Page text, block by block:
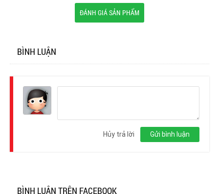
ĐÁNH GIÁ SẢN PHẨM
BÌNH LUẬN
Gửi bình luận
Hủy trả lời
BÌNH LUẬN TRÊN FACEBOOK